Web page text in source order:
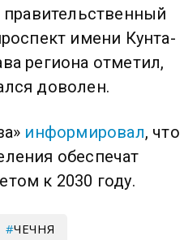
правительственный
имени Кунта-
региона отметил,
доволен.
информировал, что
обеспечат
к 2030 году.
ЧЕЧНЯ